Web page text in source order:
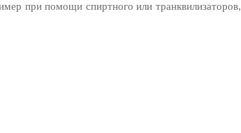
при помощи спиртного или транквилизаторов,